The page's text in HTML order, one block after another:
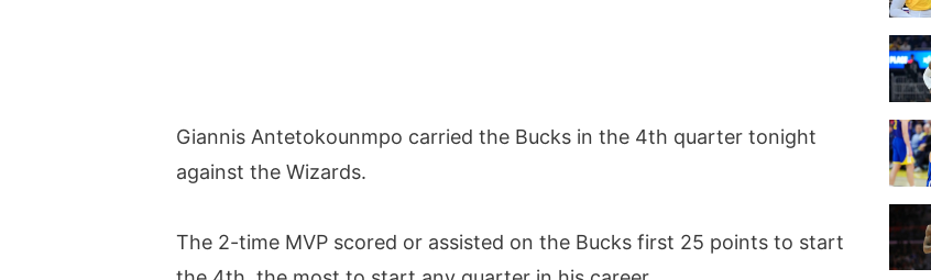
Giannis Antetokounmpo carried the Bucks in the 4th quarter tonight
against the Wizards.
The 2-time MVP scored or assisted on the Bucks first 25 points to start